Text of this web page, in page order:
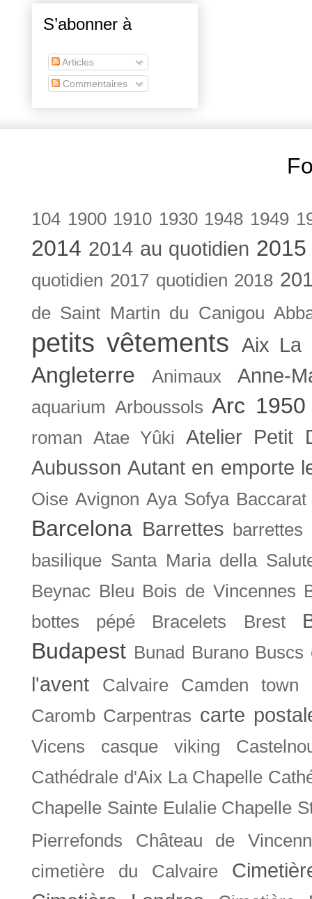
S’abonner à
Articles
Commentaires
104 1900 1910 1930 1948 1949
2014 2014 au quotidien
quotidien 2017 quotidien 2018
de Saint Martin du Canigou
petits vêtements Aix La
Angleterre Animaux Anne-
aquarium Arboussols Arc 1950
roman Atae Yûki
Atelier Petit
Aubusson Autant en emporte
Oise Avignon Aya Sofya Baccarat
Barcelona Barrettes barrettes
basilique Santa Maria della
Beynac Bleu Bois de Vincennes
bottes pépé
Bracelets Brest
Budapest Bunad Burano Buscs
l'avent Calvaire Camden town
Caromb Carpentras carte
Vicens casque viking
Cathédrale d'Aix La Chapelle
Chapelle Sainte Eulalie Chapelle
Pierrefonds
Château de
cimetière du Calvaire